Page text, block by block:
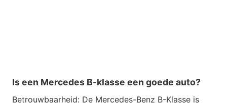
Is een Mercedes B-klasse een goede auto?
Betrouwbaarheid: De Mercedes-Benz B-Klasse is